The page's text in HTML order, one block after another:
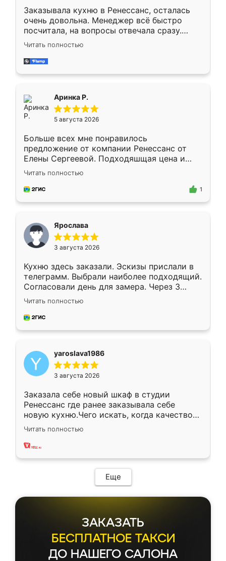
Заказывала кухню в Ренессанс, осталась
очень довольна. Менеджер всё быстро
посчитала, на вопросы отвечала сразу.
Замерщик приехал в субботу, подошёл к
делу со всей ответственностью. Собрали
за день, ребята работали аккуратно, даже
Читать полностью
Аринка Р.
5 августа 2026
Больше всех мне понравилось
предложение от компании Ренессанс от
Елены Сергеевой. Подходяшщая цена и
короткие сроки изготовления. Приехавший
для замера сотрудник Владислав
предложил по моему эскизу самый
Читать полностью
1
Ярослава
3 августа 2026
Кухню здесь заказали. Эскизы прислали в
телеграмм. Выбрали наиболее подходящий.
Согласовали день для замера. Через 3
недели кухня была уже готова. Остались
довольны работой. Спасибо Ренессанс
мебель за качественную работу!
Читать полностью
yaroslava1986
3 августа 2026
Заказала себе новый шкаф в студии
Ренессанс где ранее заказывала себе
новую кухню.Чего искать, когда качеством
вполне довольна. Служит кухня уже почти
два года, нареканий нет.
Читать полностью
Еще
ЗАКАЗАТЬ
БЕСПЛАТНОЕ ТАКСИ
ДО НАШЕГО САЛОНА